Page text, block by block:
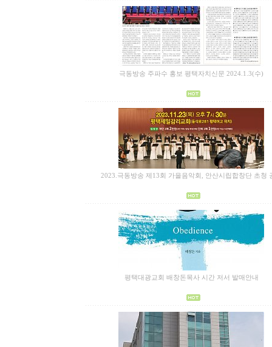
극동방송 주파수 홍보 평택자치신문 2024.1.3(수)
2023.극동방송 제13회 가을음악회, 안산시립합창단 초청
평택대광교회 배창돈목사 시간 저서 발매안내